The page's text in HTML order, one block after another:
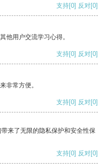
支持[0] 反对[0]
他用户交流学习心得。
支持[0] 反对[0]
非常方便。
支持[0] 反对[0]
来了无限的隐私保护和安全性保
支持[0] 反对[0]